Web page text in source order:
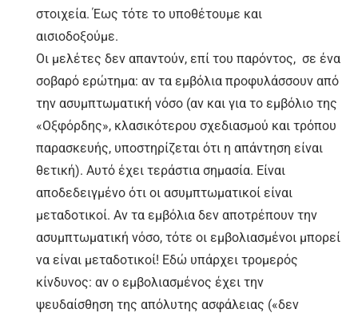
στοιχεία. Έως τότε το υποθέτουμε και
αισιοδοξούμε.
Οι μελέτες δεν απαντούν, επί του παρόντος, σε ένα
σοβαρό ερώτημα: αν τα εμβόλια προφυλάσσουν από
την ασυμπτωματική νόσο (αν και για το εμβόλιο της
«Οξφόρδης», κλασικότερου σχεδιασμού και τρόπου
παρασκευής, υποστηρίζεται ότι η απάντηση είναι
θετική). Αυτό έχει τεράστια σημασία. Είναι
αποδεδειγμένο ότι οι ασυμπτωματικοί είναι
μεταδοτικοί. Αν τα εμβόλια δεν αποτρέπουν την
ασυμπτωματική νόσο, τότε οι εμβολιασμένοι μπορεί
να είναι μεταδοτικοί! Εδώ υπάρχει τρομερός
κίνδυνος: αν ο εμβολιασμένος έχει την
ψευδαίσθηση της απόλυτης ασφάλειας («δεν